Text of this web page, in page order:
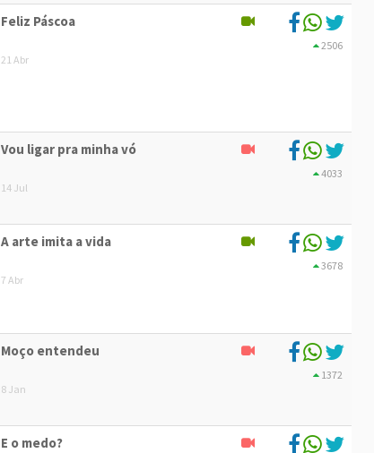
Feliz Páscoa
21 Abr
2506
Vou ligar pra minha vó
14 Jul
4033
A arte imita a vida
7 Abr
3678
Moço entendeu
8 Jan
1372
E o medo?